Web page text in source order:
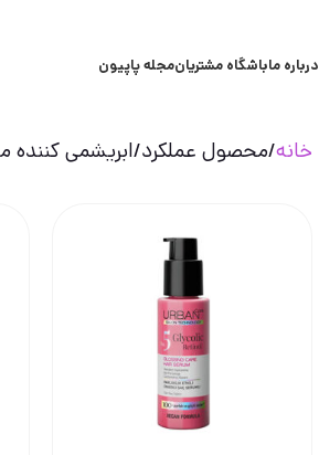
درباره ماباشگاه مشتریانمجله پاپیون
خانه محصول عملکرد ابریشمی کننده